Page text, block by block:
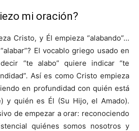
mi oración?
Cristo, y Él empieza “alabando”…
El vocablo griego usado en
“te alabo” quiere indicar “te
Así es como Cristo empieza
en profundidad con quién está
y quién es Él (Su Hijo, el Amado).
de empezar a orar: reconociendo
quiénes somos nosotros y